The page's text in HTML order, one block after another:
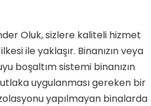
Oluk, sizlere kaliteli hizmet
ile yaklaşır. Binanızın veya
boşaltım sistemi binanızın
uygulanması gereken bir
yapılmayan binalarda